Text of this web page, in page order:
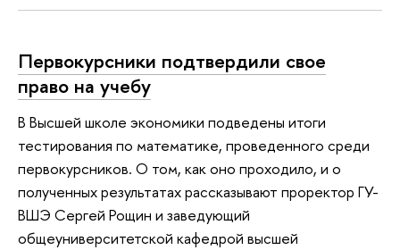
Первокурсники подтвердили свое
право на учебу
В Высшей школе экономики подведены итоги
тестирования по математике, проведенного среди
первокурсников. О том, как оно проходило, и о
полученных результатах рассказывают проректор ГУ-
ВШЭ Сергей Рощин и заведующий
общеуниверситетской кафедрой высшей